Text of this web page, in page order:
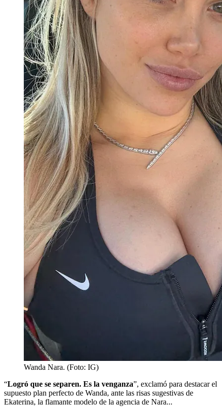
Wanda Nara. (Foto: IG)
“Logró que se separen. Es la venganza”, exclamó para destacar el
supuesto plan perfecto de Wanda, ante las risas sugestivas de
Ekaterina, la flamante modelo de la agencia de Nara...